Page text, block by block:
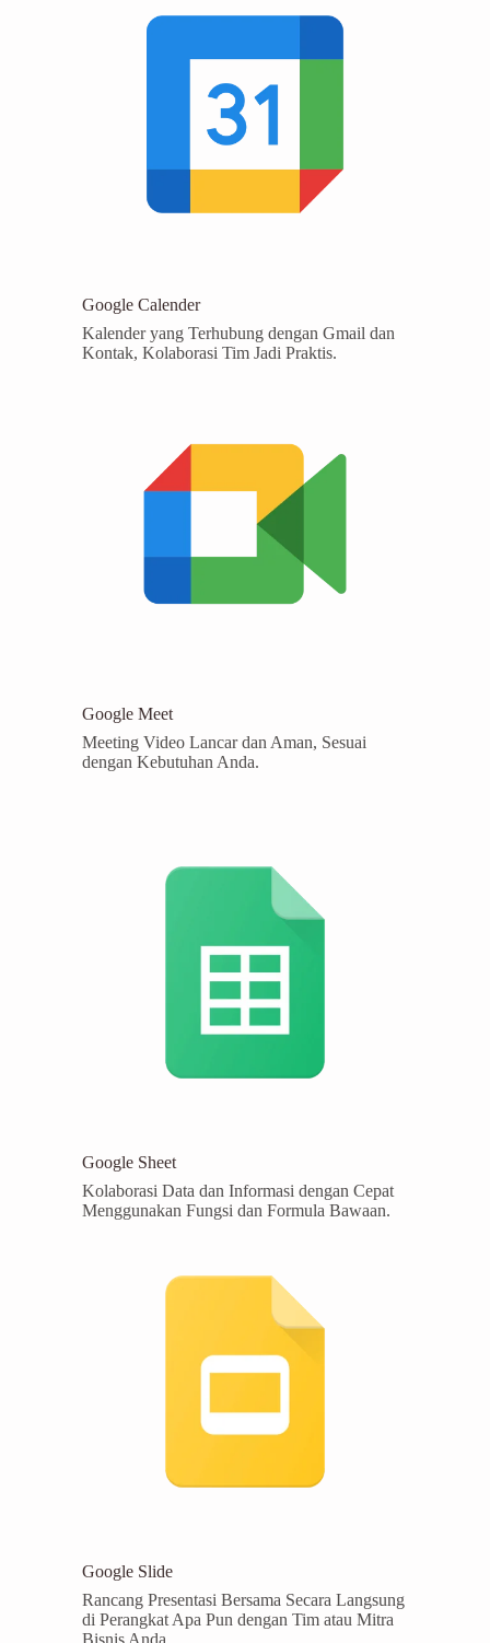
Google Calender
Kalender yang Terhubung dengan Gmail dan
Kontak, Kolaborasi Tim Jadi Praktis.
Google Meet
Meeting Video Lancar dan Aman, Sesuai
dengan Kebutuhan Anda.
Google Sheet
Kolaborasi Data dan Informasi dengan Cepat
Menggunakan Fungsi dan Formula Bawaan.
Google Slide
Rancang Presentasi Bersama Secara Langsung
di Perangkat Apa Pun dengan Tim atau Mitra